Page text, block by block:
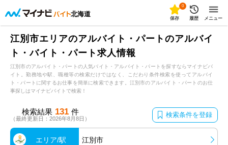
北海道
0
保存 履歴 メニュー
江別市エリアのアルバイト・パートのアルバイ
ト・バイト・パート求人情報
江別市のアルバイト・パートの人気バイト・アルバイト・パートを探すならマイナビバ
イト。勤務地や駅、職種等の検索だけではなく、こだわり条件検索を使ってアルバイ
ト・パートに関するお仕事を簡単に検索できます。江別市のアルバイト・パートのお仕
事探しはマイナビバイトで検索！
検索結果 131 件
（最終更新日：2026年8月8日） 検索条件を登録
エリア/駅 江別市